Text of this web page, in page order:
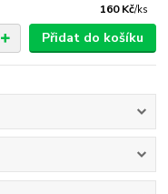
160 Kč/ks
Přidat do košíku